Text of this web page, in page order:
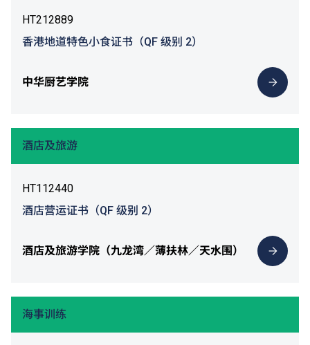
HT212889
香港地道特色小食证书（QF 级别 2）
中华厨艺学院
酒店及旅游
HT112440
酒店营运证书（QF 级别 2）
酒店及旅游学院（九龙湾／薄扶林／天水围）
海事训练